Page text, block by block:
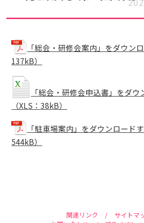
「総会・研修会案内」をダウン
137kB）
「総会・研修会申込書」をダウ
（XLS：38kB）
「駐車場案内」をダウンロード
544kB）
関連リンク /
サイトマ